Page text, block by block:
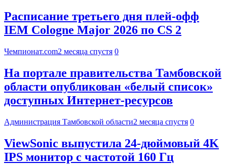
Расписание третьего дня плей-офф
IEM Cologne Major 2026 по CS 2
Чемпионат.com2 месяца спустя 0
На портале правительства Тамбовской
области опубликован «белый список»
доступных Интернет-ресурсов
Администрация Тамбовской области2 месяца спустя 0
ViewSonic выпустила 24-дюймовый 4K
IPS монитор с частотой 160 Гц